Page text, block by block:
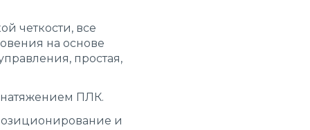
четкости, все
на основе
простая,
натяжением ПЛК.
и